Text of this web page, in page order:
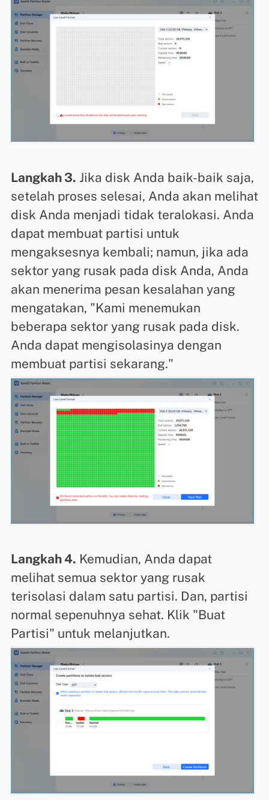
Langkah 3. Jika disk Anda baik-baik saja,
setelah proses selesai, Anda akan melihat
disk Anda menjadi tidak teralokasi. Anda
dapat membuat partisi untuk
mengaksesnya kembali; namun, jika ada
sektor yang rusak pada disk Anda, Anda
akan menerima pesan kesalahan yang
mengatakan, "Kami menemukan
beberapa sektor yang rusak pada disk.
Anda dapat mengisolasinya dengan
membuat partisi sekarang."
Langkah 4. Kemudian, Anda dapat
melihat semua sektor yang rusak
terisolasi dalam satu partisi. Dan, partisi
normal sepenuhnya sehat. Klik "Buat
Partisi" untuk melanjutkan.